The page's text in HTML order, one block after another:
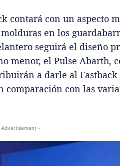
contará con un aspecto
en los
seguirá el diseño
menor, el Pulse Abarth,
a darle al
comparación con las
-